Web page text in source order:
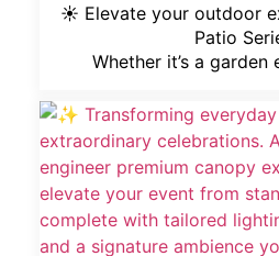
☀️ Elevate your outdoor
Patio
Whether it’s a garden